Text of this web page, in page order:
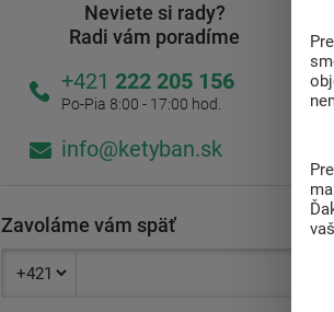
Neviete si rady?
Radi vám poradíme
+421 222 205 156
Po-Pia 8:00 - 17:00 hod.
info@ketyban.sk
Zavoláme vám späť